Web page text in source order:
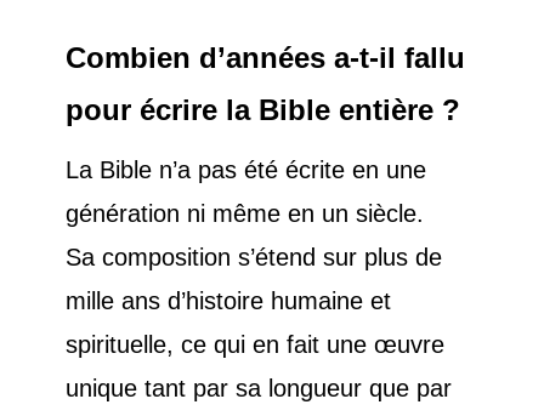
Combien d’années a-t-il fallu
pour écrire la Bible entière ?
La Bible n’a pas été écrite en une
génération ni même en un siècle.
Sa composition s’étend sur plus de
mille ans d’histoire humaine et
spirituelle, ce qui en fait une œuvre
unique tant par sa longueur que par